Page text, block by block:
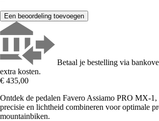
Een beoordeling toevoegen
Betaal je bestelling via
extra kosten.
€ 435,00
Ontdek de pedalen Favero Assiamo PRO MX-1,
precisie en lichtheid combineren voor optimale
mountainbiken.